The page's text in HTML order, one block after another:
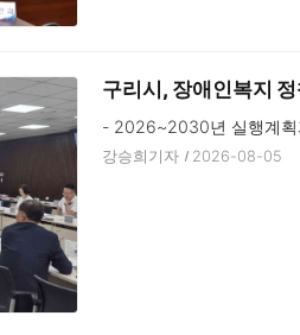
구리시, 장애인복지
- 2026~2030년 실행계획
강승희기자 2026-08-05